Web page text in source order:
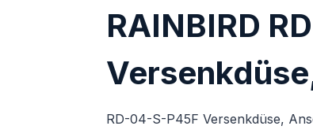
RAINBIRD
RD-04-S-P45F Versenkdüse,